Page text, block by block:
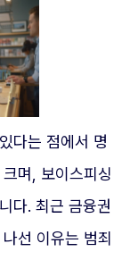
다는 점에서 명
며, 보이스피싱
다. 최근 금융권
선 이유는 범죄